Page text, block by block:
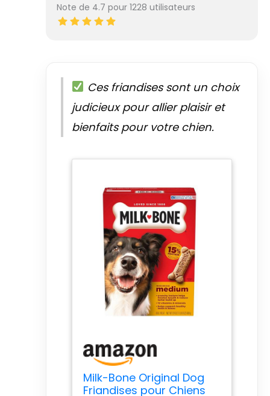
Note de 4.7 pour 1228 utilisateurs
Ces friandises sont un choix
judicieux pour allier plaisir et
bienfaits pour votre chien.
Milk-Bone Original Dog
Friandises pour Chiens